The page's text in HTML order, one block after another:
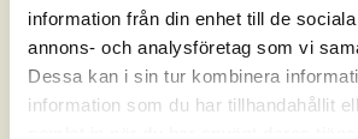
information från din enhet till de
annons- och analysföretag som vi
Dessa kan i sin tur kombinera
information som du har tillhandahållit
Biologisk
Vægt(leveringsfugtig) ca 40-50